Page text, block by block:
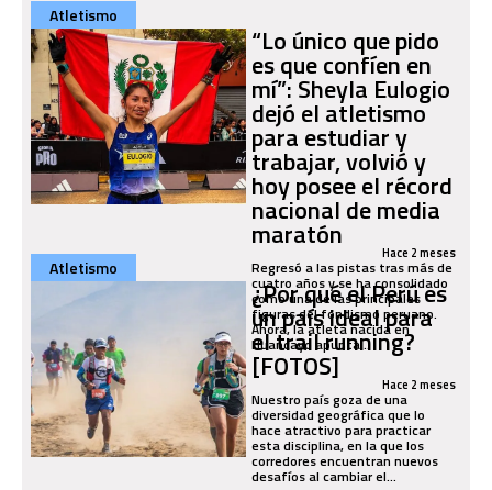
Atletismo
“Lo único que pido
es que confíen en
mí”: Sheyla Eulogio
dejó el atletismo
para estudiar y
trabajar, volvió y
hoy posee el récord
nacional de media
maratón Hace 2 meses
Regresó a las pistas tras más de
cuatro años y se ha consolidado
como una de las principales
figuras del fondismo peruano.
Ahora, la atleta nacida en
Huancayo apunta...
Atletismo
¿Por qué el Perú es
un país ideal para
el trail running?
[FOTOS] Hace 2 meses
Nuestro país goza de una
diversidad geográfica que lo
hace atractivo para practicar
esta disciplina, en la que los
corredores encuentran nuevos
desafíos al cambiar el...